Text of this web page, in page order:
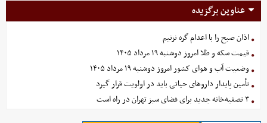
عناوین برگزیده
اذان صبح را با اعدام گره نزنیم
قیمت سکه و طلا امروز دوشنبه ۱۹ مرداد ۱۴۰۵
وضعیت آب و هوای کشور امروز دوشنبه ۱۹ مرداد ۱۴۰۵
تأمین پایدار داروهای حیاتی باید در اولویت قرار گیرد
۳ تصفیه‌خانه جدید برای فضای سبز تهران در راه است